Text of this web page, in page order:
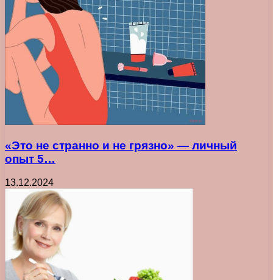
«Это не странно и не грязно» — личный
опыт 5…
13.12.2024